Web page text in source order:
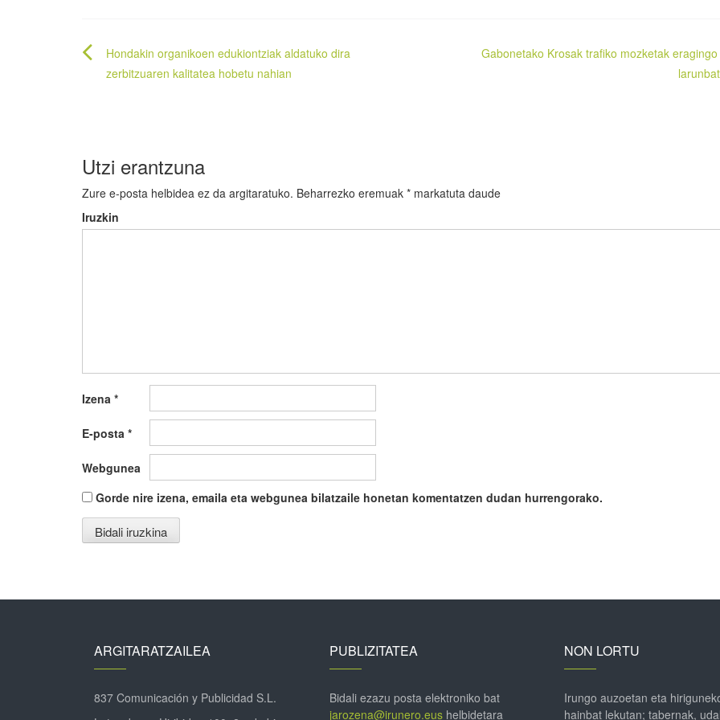
Bidalketetan
zehar
Hondakin organikoen edukiontziak aldatuko dira
zerbitzuaren kalitatea hobetu nahian
Gabonetako Krosak trafiko mozketak eragingo
Utzi erantzuna
Zure e-posta helbidea ez da argitaratuko. Beharrezko eremuak * markatuta daude
Iruzkin
Izena *
E-posta *
Webgunea
Gorde nire izena, emaila eta webgunea bilatzaile honetan komentatzen dudan hurrengorako.
ARGITARATZAILEA
837 Comunicación y Publicidad S.L.
PUBLIZITATEA
Bidali ezazu posta elektroniko bat
jarozena@irunero.eushelbidetara
NON LORTU
Irungo auzoetan eta
hainbat lekutan; tabernak, udal